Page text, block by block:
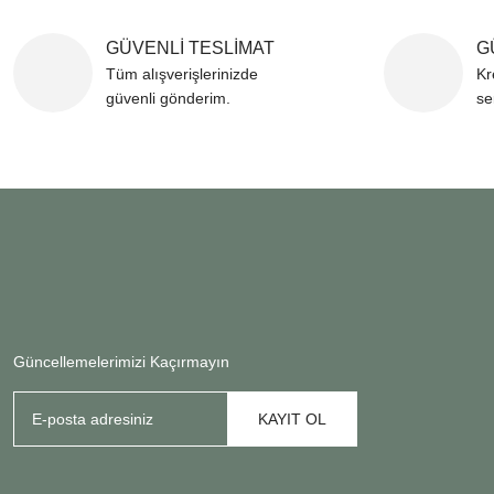
GÜVENLİ TESLİMAT
Tüm alışverişlerinizde
güvenli gönderim.
Güncellemelerimizi Kaçırmayın
KAYIT OL